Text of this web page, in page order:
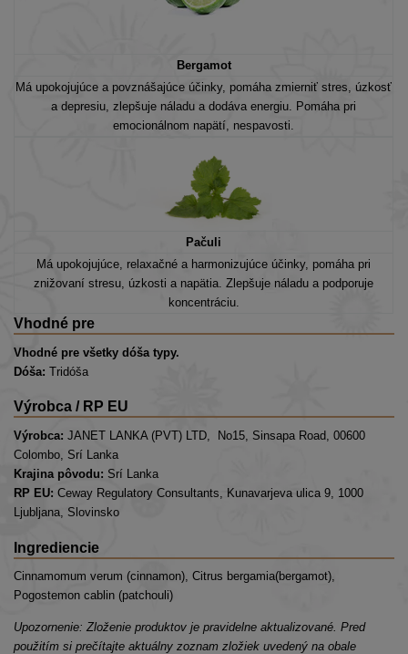
Bergamot
Má upokojujúce a povznášajúce účinky, pomáha zmierniť stres, úzkosť
a depresiu, zlepšuje náladu a dodáva energiu. Pomáha pri
emocionálnom napätí, nespavosti.
Pačuli
Má upokojujúce, relaxačné a harmonizujúce účinky, pomáha pri
znižovaní stresu, úzkosti a napätia. Zlepšuje náladu a podporuje
koncentráciu.
Vhodné pre
Vhodné pre všetky dóša typy.
Dóša: Tridóša
Výrobca / RP EU
Výrobca: JANET LANKA (PVT) LTD, No15, Sinsapa Road, 00600
Colombo, Srí Lanka
Krajina pôvodu: Srí Lanka
RP EU: Ceway Regulatory Consultants, Kunavarjeva ulica 9, 1000
Ljubljana, Slovinsko
Ingrediencie
Cinnamomum verum (cinnamon), Citrus bergamia(bergamot),
Pogostemon cablin (patchouli)
Upozornenie: Zloženie produktov je pravidelne aktualizované. Pred
použitím si prečítajte aktuálny zoznam zložiek uvedený na obale